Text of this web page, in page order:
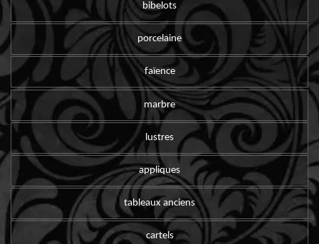
bibelots
porcelaine
faïence
marbre
lustres
appliques
tableaux anciens
cartels